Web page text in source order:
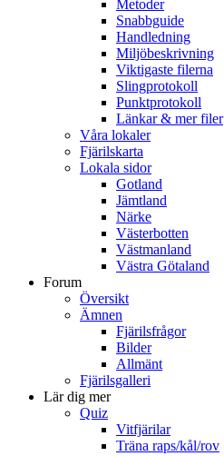
Metoder
Snabbguide
Handledning
Miljöbeskrivning
Viktigaste filerna
Slingprotokoll
Punktprotokoll
Länkar & mer filer
Våra lokaler
Fjärilskarta
Lokala sidor
Gotland
Jämtland
Närke
Västerbotten
Västmanland
Västra Götaland
Forum
Översikt
Ämnen
Fjärilsfrågor
Bilder
Allmänt
Fjärilsgalleri
Lär dig mer
Quiz
Vitfjärilar
Träna raps/kål/rov